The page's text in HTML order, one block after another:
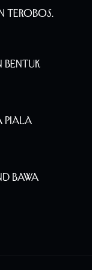
Terobos.
Bentuk
Piala
Bawa